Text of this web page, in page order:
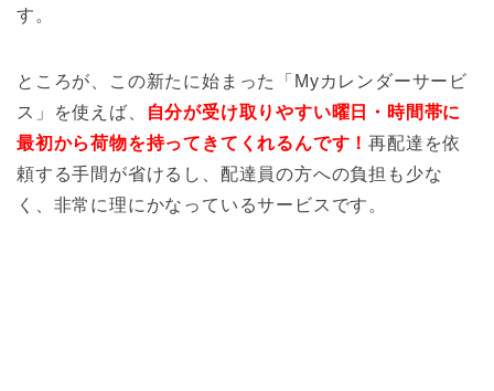
す。
ところが、この新たに始まった「Myカレンダーサービ
ス」を使えば、
自分が受け取りやすい曜日・時間帯に
最初から荷物を持ってきてくれるんです！再配達を依
頼する手間が省けるし、配達員の方への負担も少な
く、非常に理にかなっているサービスです。